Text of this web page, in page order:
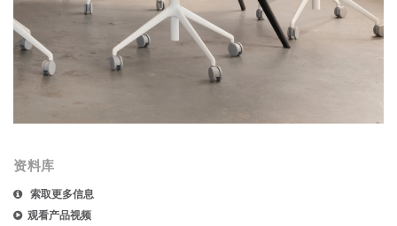
资料库
索取更多信息
观看产品视频